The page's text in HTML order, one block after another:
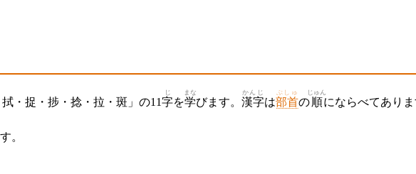
・捉・捗・捻・拉・斑」の11字
じ
を学
まな
びます。 漢字
かんじ
は部首
ぶしゅ
の順
じゅん
にならべてあり
。